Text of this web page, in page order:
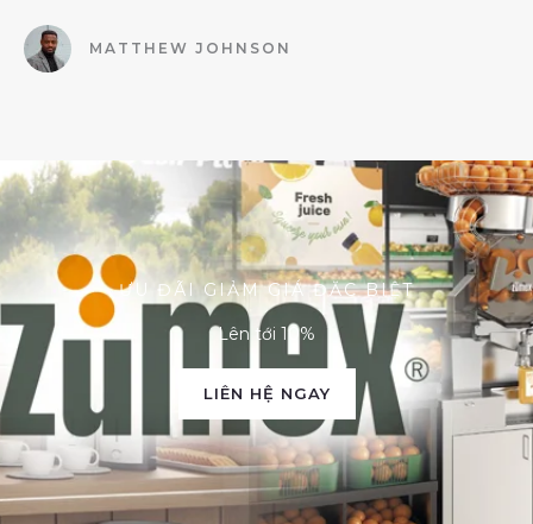
MATTHEW JOHNSON
ƯU ĐÃI GIẢM GIÁ ĐẶC BIỆT
Lên tới 10%
LIÊN HỆ NGAY